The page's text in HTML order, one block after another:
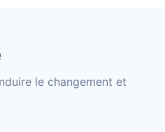
le changement et